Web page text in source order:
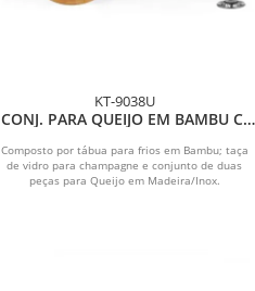
KT-9038U
CONJ. PARA QUEIJO EM BAMBU C/
Composto por tábua para frios em Bambu; taça
de vidro para champagne e conjunto de duas
peças para Queijo em Madeira/Inox.